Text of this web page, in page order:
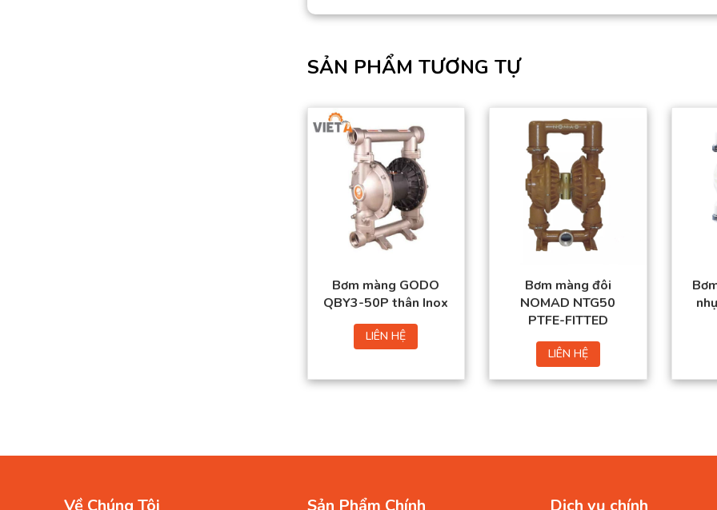
SẢN PHẨM TƯƠNG TỰ
Bơm màng GODO
QBY3-50P thân Inox
LIÊN HỆ
Bơm màng đôi
NOMAD NTG50
PTFE-FITTED
LIÊN HỆ
Về Chúng Tôi Sản Phẩm Chính Dịch vụ chính